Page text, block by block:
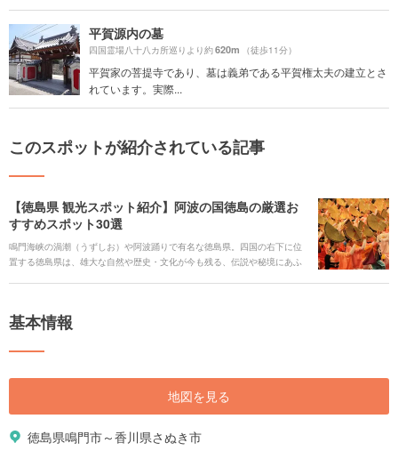
平賀源内の墓
四国霊場八十八カ所巡りより約620m （徒歩11分）
平賀家の菩提寺であり、墓は義弟である平賀権太夫の建立とさ
れています。実際...
このスポットが紹介されている記事
【徳島県 観光スポット紹介】阿波の国徳島の厳選お
すすめスポット30選
鳴門海峡の渦潮（うずしお）や阿波踊りで有名な徳島県。四国の右下に位
置する徳島県は、雄大な自然や歴史・文化が今も残る、伝説や秘境にあふ
も、これで徳島に行ってみたくなる！徳島県の魅力ある厳選観光オススメ
基本情報
地図を見る
徳島県鳴門市～香川県さぬき市